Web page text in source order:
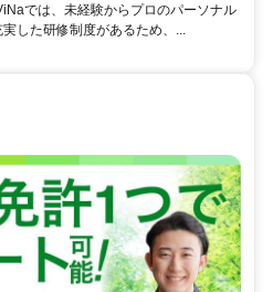
では、未経験からプロのパーソナル
した研修制度があるため、...